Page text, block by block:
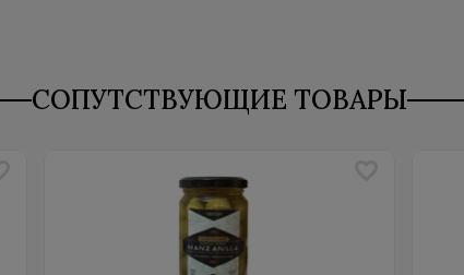
СОПУТСТВУЮЩИЕ ТОВАРЫ